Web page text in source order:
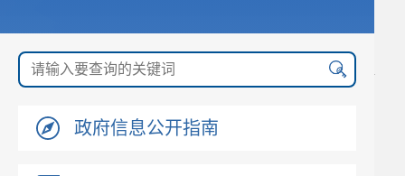
政府信息公开指南